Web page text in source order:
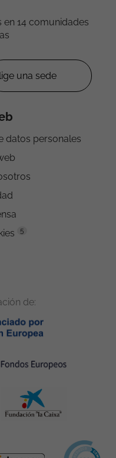
en 14 comunidades
datos personales
5
de: